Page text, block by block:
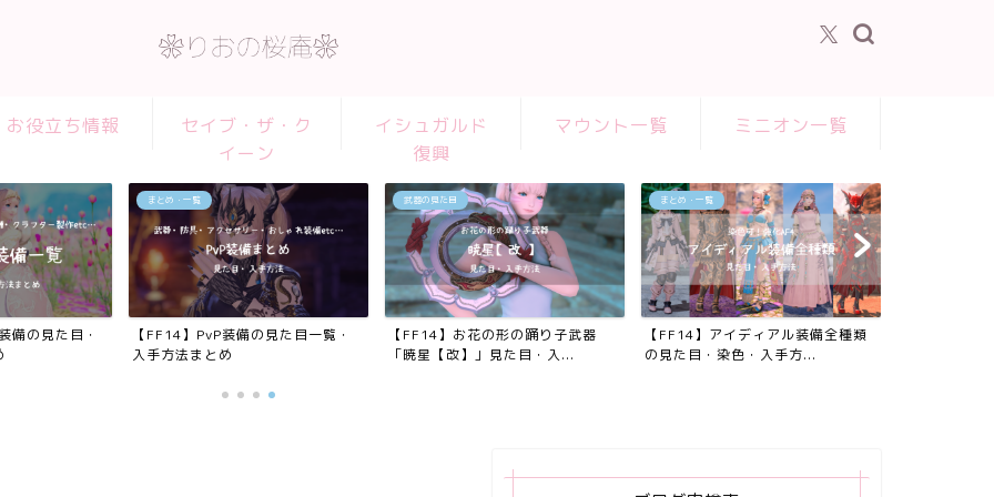
お役立ち情報
セイブ・ザ・ク
イーン
イシュガルド
復興
マウント一覧 ミニオン一覧
備の見た目・
まとめ・一覧
【FF14】PvP装備の見た目一覧・
入手方法まとめ
武器の見た目
【FF14】お花の形の踊り子武器
「暁星【改】」見た目・入...
まとめ・一覧
【FF14】アイディアル装備全種類
の見た目・染色・入手方...